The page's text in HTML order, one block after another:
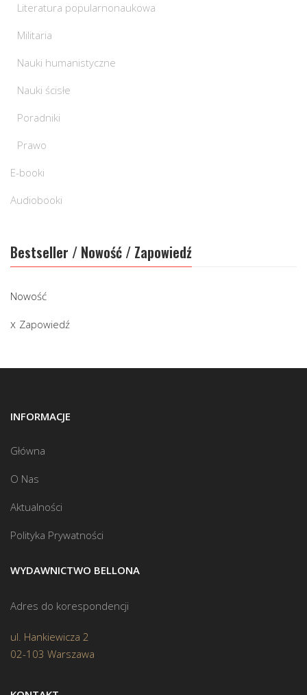
Literatura popularnonaukowa
Militaria
Nauki humanistyczne
Nauki ścisłe
Poradniki
Prawo
E-booki
Audiobooki
Bestseller / Nowość / Zapowiedź
Nowość
Zapowiedź
INFORMACJE
Główna
O Nas
Aktualności
Polityka Prywatności
WYDAWNICTWO BELLONA
Adres do korespondencji
ul. Hankiewicza 2
02-103 Warszawa